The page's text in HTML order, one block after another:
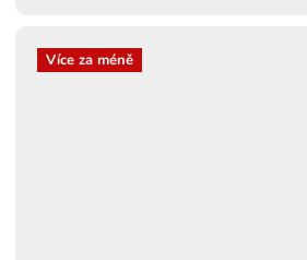
Více za méně